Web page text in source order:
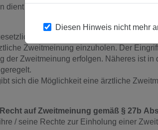
dient der Grundinformation über die
versicherten Patienten das Recht,
Zweitmeinung einzuholen. Der
der Zweitmeinung erfolgen. Näheres ist in
sich die Möglichkeit eine ärztliche
auf Zweitmeinung gemäß § 27b
/ seine Rechte zur Einholung einer
Diesen Hinweis nicht mehr